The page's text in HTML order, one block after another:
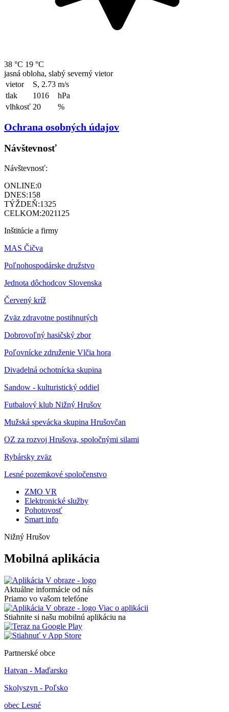
38 °C 19 °C
jasná obloha, slabý severný vietor
vietor
S, 2.73 m/s
tlak
1016
hPa
vlhkosť 20 %
Ochrana osobných údajov
Návštevnosť
Návštevnosť:
ONLINE:0
DNES:158
TÝŽDEŇ:1325
CELKOM:2021125
Inštitúcie a firmy
MAS Čičva
Poľnohospodárske družstvo
Jednota dôchodcov Slovenska
Červený kríž
Zväz zdravotne postihnutých
Dobrovoľný hasičský zbor
Poľovnícke združenie Vlčia hora
Divadelná ochotnícka skupina
Sandow - kulturistický oddiel
Futbalový klub Nižný Hrušov
Mužská spevácka skupina Hrušovčan
OZ za rozvoj Hrušova, spoločnými silami
Rybársky zväz
Lesné pozemkové spoločenstvo
ZMO VR
Elektronické služby
Pohotovosť
Smart info
Nižný Hrušov
Mobilná aplikácia
Aktuálne informácie od nás
Priamo vo vašom telefóne
Viac o aplikácii
Stiahnite si našu mobilnú aplikáciu na
Partnerské obce
Hatvan - Maďarsko
Skolyszyn - Poľsko
obec Lesné